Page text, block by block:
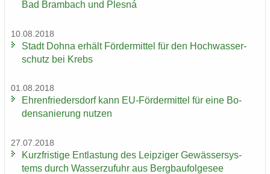
Bad Brambach und Plesná
10.08.2018
Stadt Dohna er­hält För­der­mit­tel für den Hoch­was­ser­
schutz bei Krebs
01.08.2018
Eh­ren­frie­ders­dorf kann EU-​Fördermittel für eine Bo­
den­sa­nie­rung nut­zen
27.07.2018
Kurz­fris­ti­ge Ent­las­tung des Leip­zi­ger Ge­wäs­ser­sys­
tems durch Was­ser­zu­fuhr aus Berg­bau­fol­ge­see